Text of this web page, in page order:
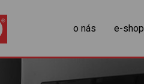
o nás e-shop